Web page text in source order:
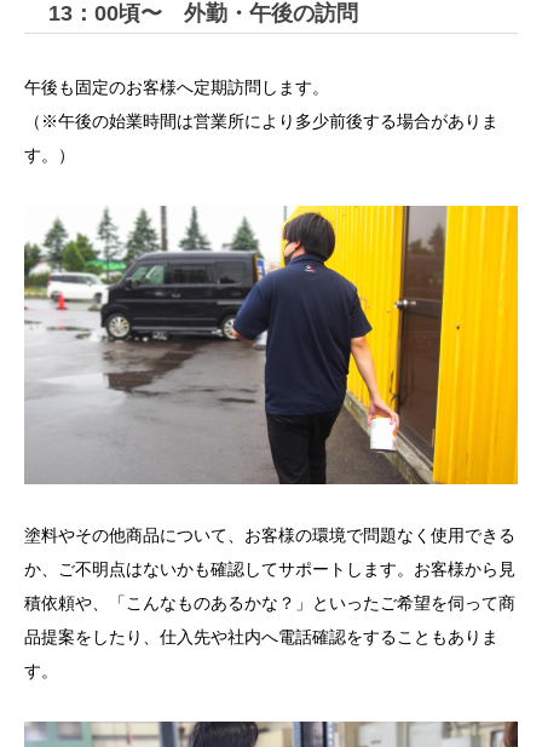
13：00頃〜 外勤・午後の訪問
午後も固定のお客様へ定期訪問します。
（※午後の始業時間は営業所により多少前後する場合がありま
す。）
塗料やその他商品について、お客様の環境で問題なく使用できる
か、ご不明点はないかも確認してサポートします。お客様から見
積依頼や、「こんなものあるかな？」といったご希望を伺って商
品提案をしたり、仕入先や社内へ電話確認をすることもありま
す。